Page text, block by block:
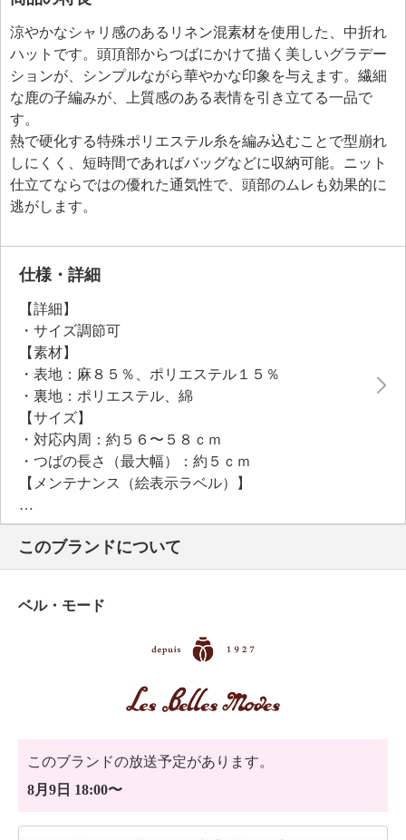
涼やかなシャリ感のあるリネン混素材を使用した、中折れ
ハットです。頭頂部からつばにかけて描く美しいグラデー
ションが、シンプルながら華やかな印象を与えます。繊細
な鹿の子編みが、上質感のある表情を引き立てる一品で
す。
熱で硬化する特殊ポリエステル糸を編み込むことで型崩れ
しにくく、短時間であればバッグなどに収納可能。ニット
仕立てならではの優れた通気性で、頭部のムレも効果的に
逃がします。
仕様・詳細
【詳細】
・サイズ調節可
【素材】
・表地：麻８５％、ポリエステル１５％
・裏地：ポリエステル、綿
【サイズ】
・対応内周：約５６〜５８ｃｍ
・つばの長さ（最大幅）：約５ｃｍ
【メンテナンス（絵表示ラベル）】
・手洗い：可
・漂白処理：塩素系・酸素系漂白不可
・タンブル乾燥：不可
・自然乾燥：日陰の平干し
・ドライクリーニング：石油系ドライクリーニング可
・ウエットクリーニング：可
【原産国（地）】
このブランドについて
ベル・モード
このブランドの放送予定があります。
8月9日 18:00〜